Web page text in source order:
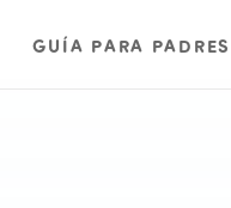
GUÍA PARA PADRES